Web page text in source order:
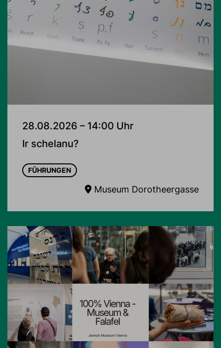
28.08.2026 – 14:00 Uhr
Ir schelanu?
FÜHRUNGEN
Museum Dorotheergasse